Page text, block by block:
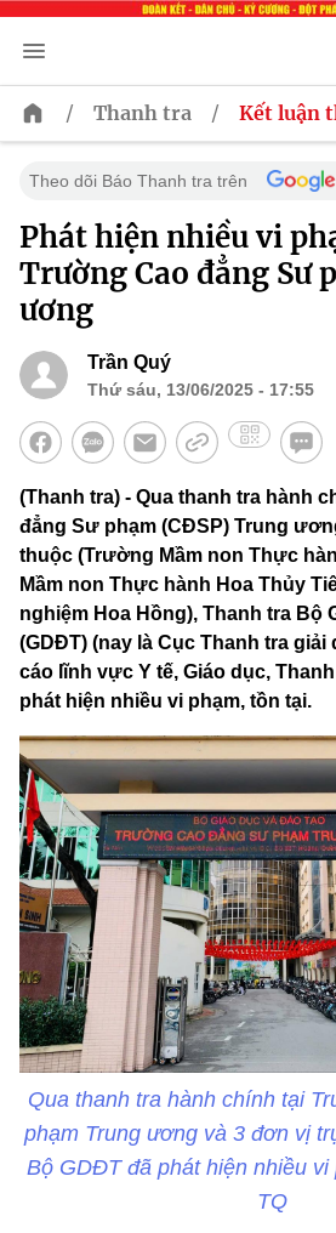
/ Thanh tra / Kết luận
Theo dõi Báo Thanh tra trên
Phát hiện nhiều vi
Trường Cao đẳng Sư
ương
Trần Quý
Thứ sáu, 13/06/2025 - 17:55
(Thanh tra) - Qua thanh tra hành
đẳng Sư phạm (CĐSP) Trung
thuộc (Trường Mầm non Thực
Mầm non Thực hành Hoa Thủy
nghiệm Hoa Hồng), Thanh tra Bộ
(GDĐT) (nay là Cục Thanh tra giải
cáo lĩnh vực Y tế, Giáo dục,
phát hiện nhiều vi phạm, tồn tại.
Qua thanh tra hành chính tại
phạm Trung ương và 3 đơn vị
Bộ GDĐT đã phát hiện nhiều vi
TQ